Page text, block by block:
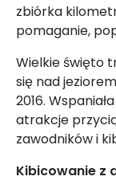
zbiórka
pomaganie,
Wielkie święto
się nad
2016.
atrakcje
zawodników i
Kibicowanie z